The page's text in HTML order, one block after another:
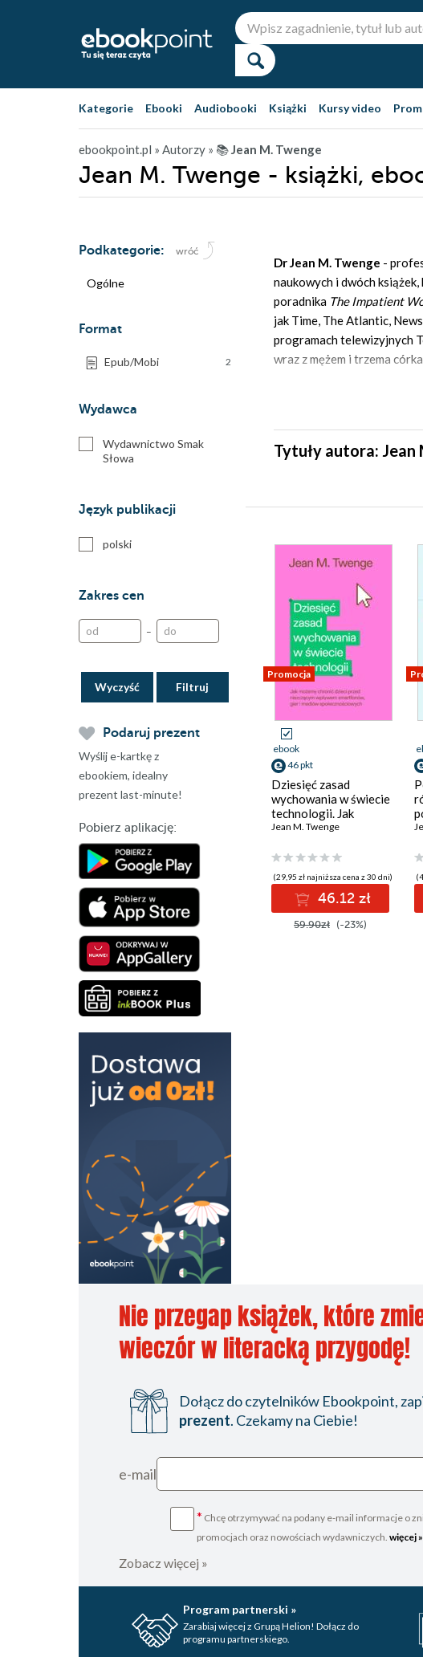
Kategorie Ebooki Audiobooki Książki Kursy video
ebookpoint.pl » Autorzy » 📚Jean M. Twenge
Jean M. Twenge - książki,
Podkategorie: wróć
Ogólne
Format
Epub/Mobi 2
Wydawca
Wydawnictwo Smak
Słowa
Język publikacji
polski
Zakres cen
–
Wyczyść
Podaruj prezent
Wyślij e-kartkę z
ebookiem, idealny
prezent last-minute!
Pobierz aplikację:
Dr Jean M. Twenge -
naukowych i dwóch
poradnika The Impatient
jak Time, The Atlantic,
programach telewizyjnych
wraz z mężem i trzema
Tytuły autora:
Promocja
ebook
46 pkt
Dziesięć zasad
wychowania w świecie
technologii. Jak
możemy chronić swoje
niszczącym wpływem
smartfonów, gier i
mediów
społecznościowych
Jean M. Twenge
(29,95 zł najniższa cena z 30 dni)
46.12 zł
59.90zł (-23%)
Nie przegap książek, które
wieczór w literacką przygodę!
Dołącz do czytelników Ebookpoint,
prezent. Czekamy na Ciebie!
e-mail
* Chcę otrzymywać na podany e-mail informacje o
promocjach oraz nowościach wydawniczych. więcej »
Zobacz więcej »
Program partnerski »
Zarabiaj więcej z Grupą Helion! Dołącz do
programu partnerskiego.